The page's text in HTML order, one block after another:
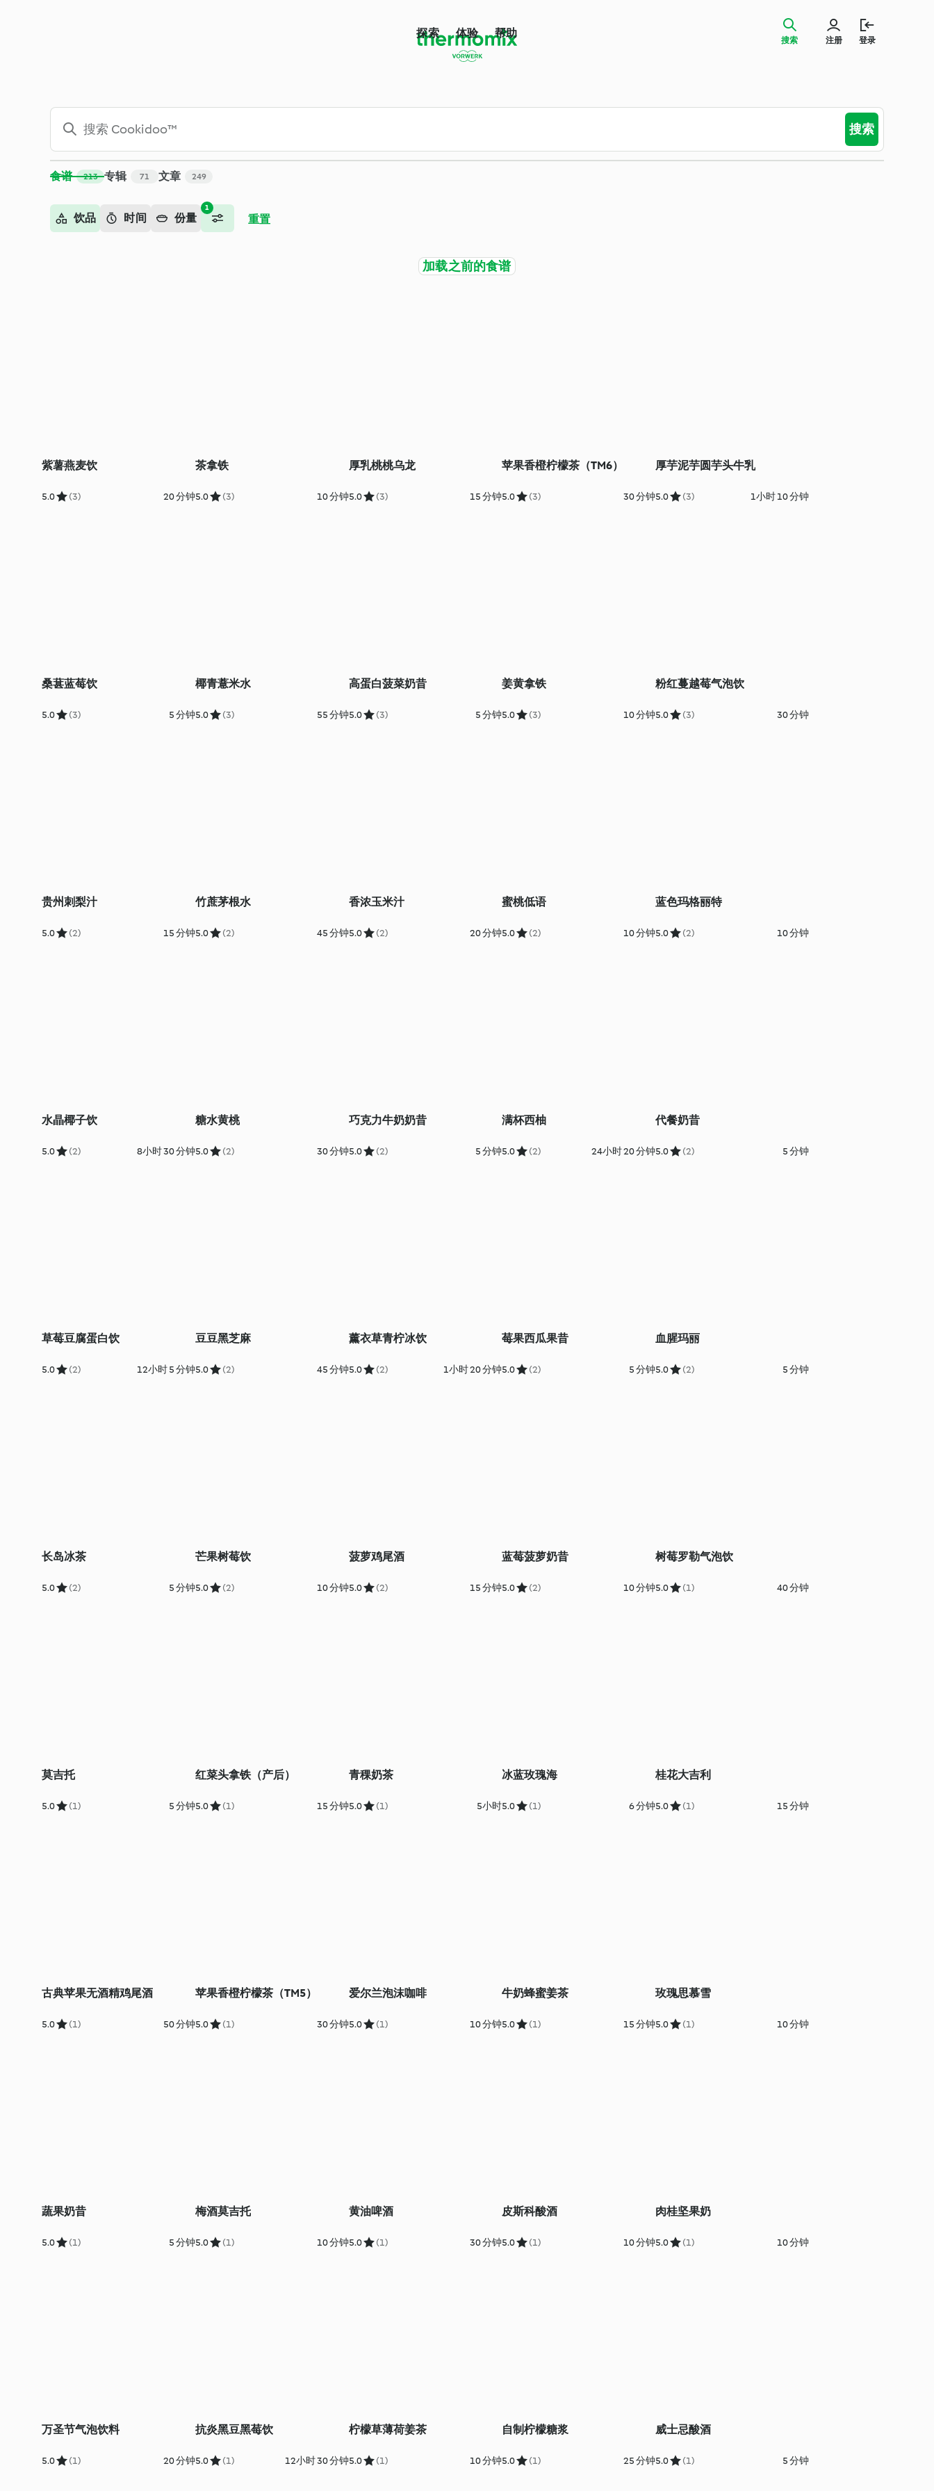
探索 体验 帮助
注册 登录
搜索
搜索
食谱 213 专辑 71 文章 249
1
饮品 时间 份量 重置
加载之前的食谱
紫薯燕麦饮
5.0 (3) 20 分钟
茶拿铁
5.0 (3) 10 分钟
厚乳桃桃乌龙
5.0 (3) 15 分钟
苹果香橙柠檬茶（TM6）
5.0 (3) 30 分钟
厚芋泥芋圆芋头牛乳
5.0 (3) 1小时 10 分钟
桑葚蓝莓饮
5.0 (3) 5 分钟
椰青薏米水
5.0 (3) 55 分钟
高蛋白菠菜奶昔
5.0 (3) 5 分钟
姜黄拿铁
5.0 (3) 10 分钟
粉红蔓越莓气泡饮
5.0 (3) 30 分钟
贵州刺梨汁
5.0 (2) 15 分钟
竹蔗茅根水
5.0 (2) 45 分钟
香浓玉米汁
5.0 (2) 20 分钟
蜜桃低语
5.0 (2) 10 分钟
蓝色玛格丽特
5.0 (2) 10 分钟
水晶椰子饮
5.0 (2) 8小时 30 分钟
糖水黄桃
5.0 (2) 30 分钟
巧克力牛奶奶昔
5.0 (2) 5 分钟
满杯西柚
5.0 (2) 24小时 20 分钟
代餐奶昔
5.0 (2) 5 分钟
草莓豆腐蛋白饮
5.0 (2) 12小时 5 分钟
豆豆黑芝麻
5.0 (2) 45 分钟
薰衣草青柠冰饮
5.0 (2) 1小时 20 分钟
莓果西瓜果昔
5.0 (2) 5 分钟
血腥玛丽
5.0 (2) 5 分钟
长岛冰茶
5.0 (2) 5 分钟
芒果树莓饮
5.0 (2) 10 分钟
菠萝鸡尾酒
5.0 (2) 15 分钟
蓝莓菠萝奶昔
5.0 (2) 10 分钟
树莓罗勒气泡饮
5.0 (1) 40 分钟
莫吉托
5.0 (1) 5 分钟
红菜头拿铁（产后）
5.0 (1) 15 分钟
青稞奶茶
5.0 (1) 5小时
冰蓝玫瑰海
5.0 (1) 6 分钟
桂花大吉利
5.0 (1) 15 分钟
古典苹果无酒精鸡尾酒
5.0 (1) 50 分钟
苹果香橙柠檬茶（TM5）
5.0 (1) 30 分钟
爱尔兰泡沫咖啡
5.0 (1) 10 分钟
牛奶蜂蜜姜茶
5.0 (1) 15 分钟
玫瑰思慕雪
5.0 (1) 10 分钟
蔬果奶昔
5.0 (1) 5 分钟
梅酒莫吉托
5.0 (1) 10 分钟
黄油啤酒
5.0 (1) 30 分钟
皮斯科酸酒
5.0 (1) 10 分钟
肉桂坚果奶
5.0 (1) 10 分钟
万圣节气泡饮料
5.0 (1) 20 分钟
抗炎黑豆黑莓饮
5.0 (1) 12小时 30 分钟
柠檬草薄荷姜茶
5.0 (1) 10 分钟
自制柠檬糖浆
5.0 (1) 25 分钟
威士忌酸酒
5.0 (1) 5 分钟